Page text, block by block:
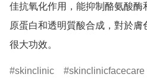
佳抗氧化作用，能抑制酪氨酸酶
原蛋白和透明質酸合成，對於膚
很大功效。
skinclinic skinclinicfacecare